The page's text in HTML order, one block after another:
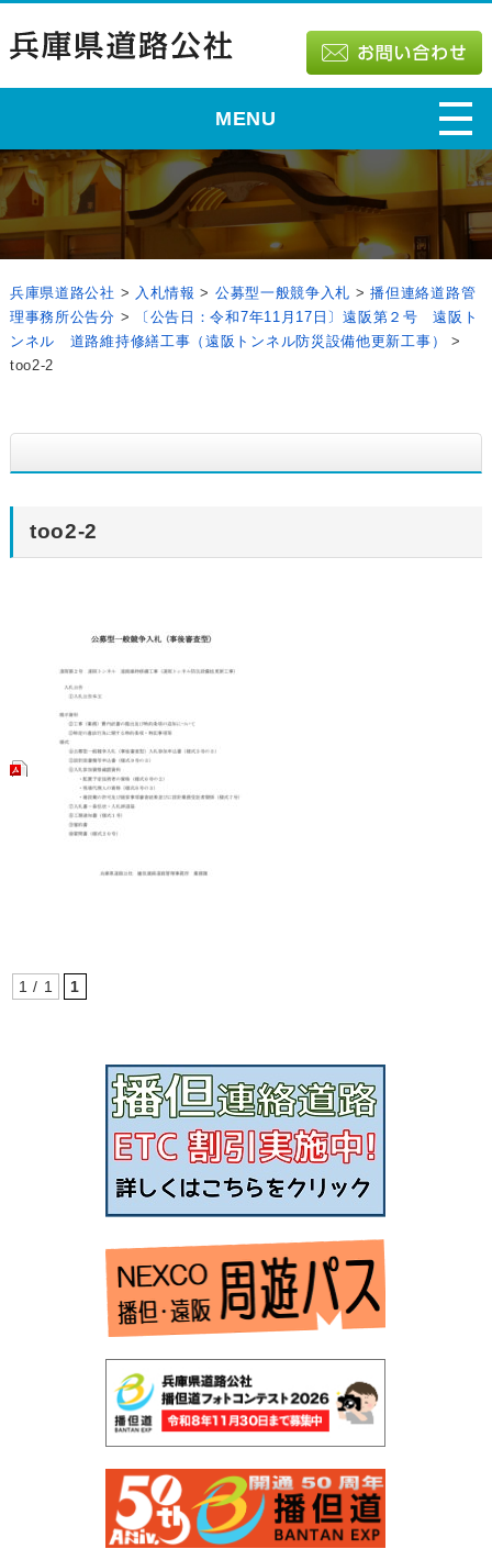
MENU
兵庫県道路公社 > 入札情報 > 公募型一般競争入札 >播但連絡道路管
理事務所公告分 >
〔公告日：令和7年11月17日〕遠阪第２号 遠阪ト
ンネル 道路維持修繕工事（遠阪トンネル防災設備他更新工事）
>
too2-2
too2-2
1 / 1 1